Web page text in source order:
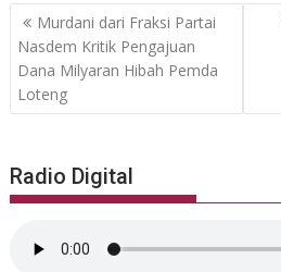
Post
navigation
Murdani dari Fraksi Partai
Nasdem Kritik Pengajuan
Dana Milyaran Hibah Pemda
Loteng
Radio Digital